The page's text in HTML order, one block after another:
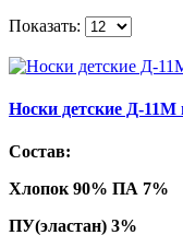
Показать:
Носки детские Д-
Состав:
Хлопок 90% ПА 7%
ПУ(эластан) 3%